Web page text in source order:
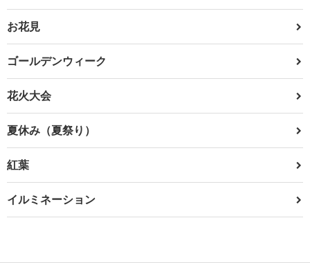
お花見
ゴールデンウィーク
花火大会
夏休み（夏祭り）
紅葉
イルミネーション